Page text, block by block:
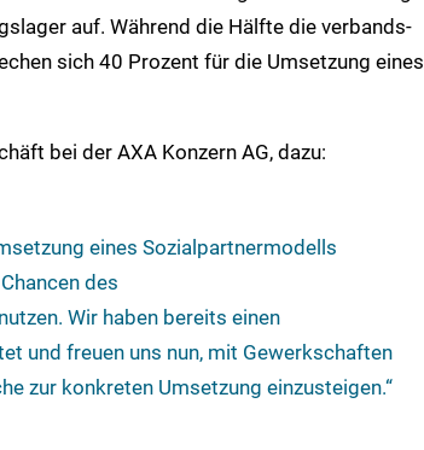
auf. Während die Hälfte die verbands-
sich 40 Prozent für die Umsetzung eines
bei der AXA Konzern AG, dazu:
eines Sozialpartnermodells
des
Wir haben bereits einen
und freuen uns nun, mit Gewerkschaften
zur konkreten Umsetzung einzusteigen.“